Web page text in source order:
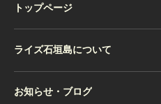
トップページ
ライズ石垣島について
お知らせ・ブログ